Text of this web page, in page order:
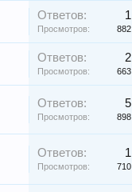
Ответов: 1
Просмотров: 882
Ответов: 2
Просмотров: 663
Ответов: 5
Просмотров: 898
Ответов: 1
Просмотров: 710